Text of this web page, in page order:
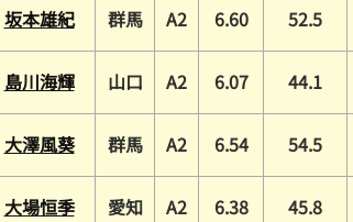
坂本雄紀 群馬 A2 6.60 52.5
島川海輝 山口 A2 6.07 44.1
大澤風葵 群馬 A2 6.54 54.5
大場恒季 愛知 A2 6.38 45.8